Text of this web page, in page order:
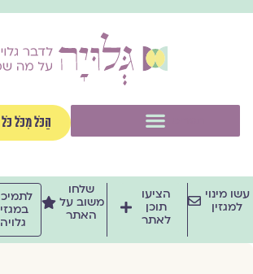
הַכֹּל מִכֹּל כֹּל
מינוי
למגזין
הציעו
תוכן
לאתר
שלחו
משוב על
האתר
לתמיכה
במגזין
גלויה